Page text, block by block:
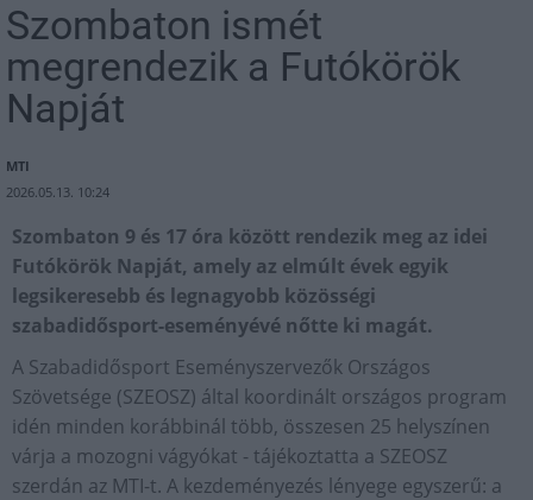
Szombaton ismét
megrendezik a Futókörök
Napját
MTI
2026.05.13. 10:24
Szombaton 9 és 17 óra között rendezik meg az idei
Futókörök Napját, amely az elmúlt évek egyik
legsikeresebb és legnagyobb közösségi
szabadidősport-eseményévé nőtte ki magát.
A Szabadidősport Eseményszervezők Országos
Szövetsége (SZEOSZ) által koordinált országos program
idén minden korábbinál több, összesen 25 helyszínen
várja a mozogni vágyókat - tájékoztatta a SZEOSZ
szerdán az MTI-t. A kezdeményezés lényege egyszerű: a